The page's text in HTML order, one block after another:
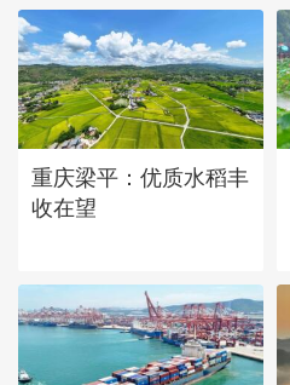
重庆梁平：优质水稻丰
收在望